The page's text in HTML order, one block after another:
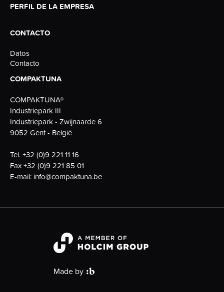
PERFIL DE LA EMPRESA
CONTACTO
Datos
Contacto
COMPAKTUNA
COMPAKTUNA®
Industriepark III
Industriepark - Zwijnaarde 6
9052 Gent - België
Tel.+32 (0)9 221 11 16
Fax+32 (0)9 221 85 01
E-mail: info@compaktuna.be
Made by